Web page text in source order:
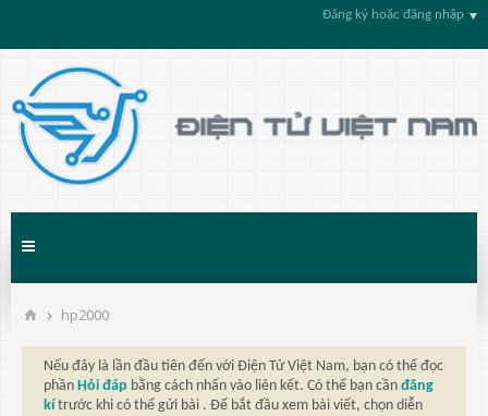
Đăng ký hoặc đăng nhập
hp2000
Nếu đây là lần đầu tiên đến với Điện Tử Việt Nam, bạn có thể đọc
phần Hỏi đáp bằng cách nhấn vào liên kết. Có thể bạn cần đăng
kí trước khi có thể gửi bài . Để bắt đầu xem bài viết, chọn diễn